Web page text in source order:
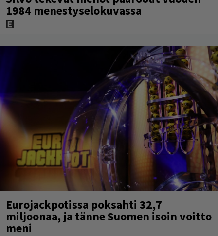
1984 menestyselokuvassa
Eurojackpotissa poksahti 32,7
miljoonaa, ja tänne Suomen isoin voitto
meni